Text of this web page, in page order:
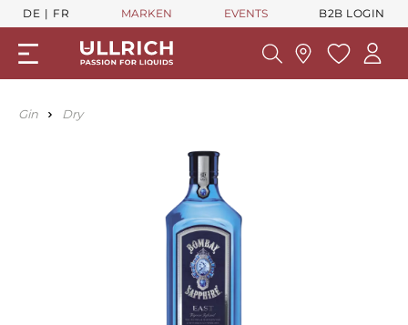
DE FR MARKEN EVENTS B2B LOGIN
Gin Dry